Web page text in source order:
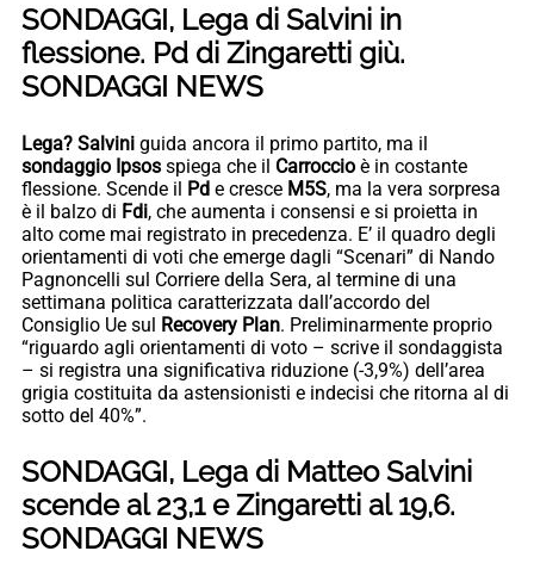
SONDAGGI, Lega di Salvini in
flessione. Pd di Zingaretti giù.
SONDAGGI NEWS
Lega? Salvini guida ancora il primo partito, ma il
sondaggio Ipsos spiega che il Carroccio è in costante
flessione. Scende il Pd e cresce M5S, ma la vera sorpresa
è il balzo di Fdi, che aumenta i consensi e si proietta in
alto come mai registrato in precedenza. E’ il quadro degli
orientamenti di voti che emerge dagli “Scenari” di Nando
Pagnoncelli sul Corriere della Sera, al termine di una
settimana politica caratterizzata dall’accordo del
Consiglio Ue sul Recovery Plan. Preliminarmente proprio
“riguardo agli orientamenti di voto – scrive il sondaggista
– si registra una significativa riduzione (-3,9%) dell’area
grigia costituita da astensionisti e indecisi che ritorna al di
sotto del 40%”.
SONDAGGI, Lega di Matteo Salvini
scende al 23,1 e Zingaretti al 19,6.
SONDAGGI NEWS